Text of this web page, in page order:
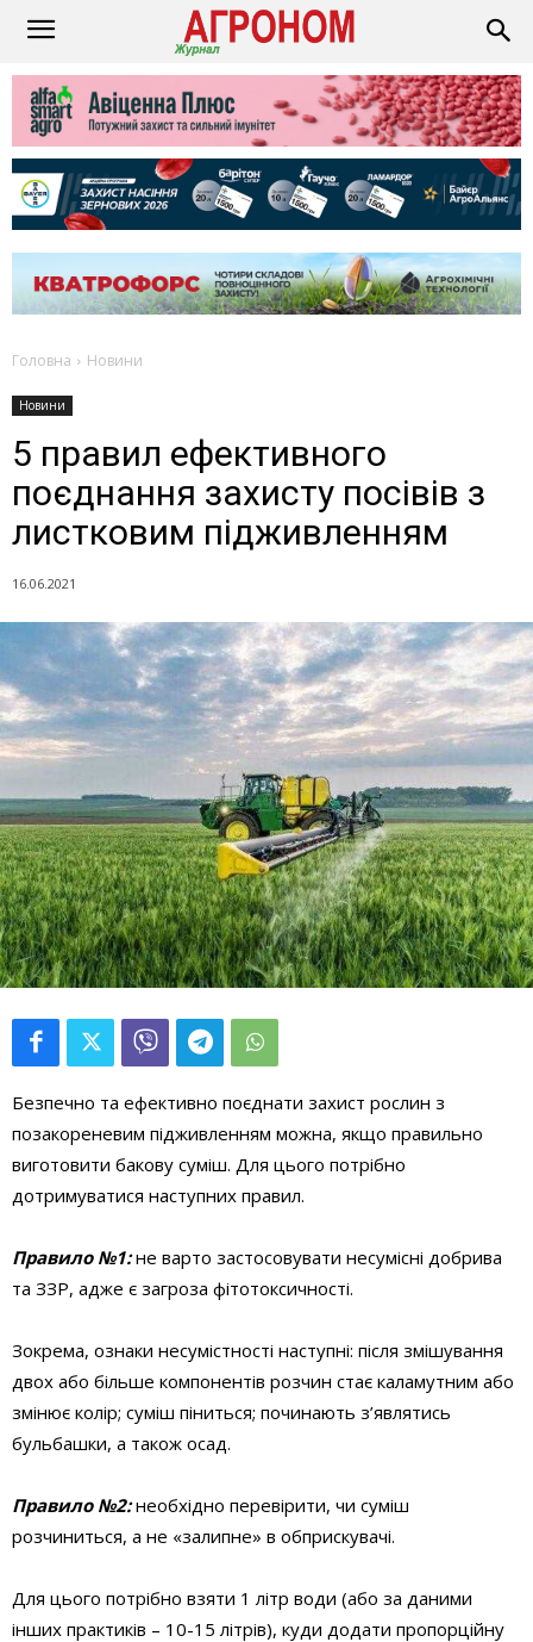
Головна Новини
Новини
5 правил ефективного
поєднання захисту посівів з
листковим підживленням
16.06.2021
Безпечно та ефективно поєднати захист рослин з
позакореневим підживленням можна, якщо правильно
виготовити бакову суміш. Для цього потрібно
дотримуватися наступних правил.
Правило№1:не варто застосовувати несумісні добрива
та ЗЗР, адже є загроза фітотоксичності.
Зокрема, ознаки несумістності наступні: після змішування
двох або більше компонентів розчин стає каламутним або
змінює колір; суміш піниться; починають з’являтись
бульбашки, а також осад.
Правило №2:необхідно перевірити, чи суміш
розчиниться, а не «залипне» в обприскувачі.
Для цього потрібно взяти 1 літр води (або за даними
інших практиків – 10-15 літрів), куди додати пропорційну